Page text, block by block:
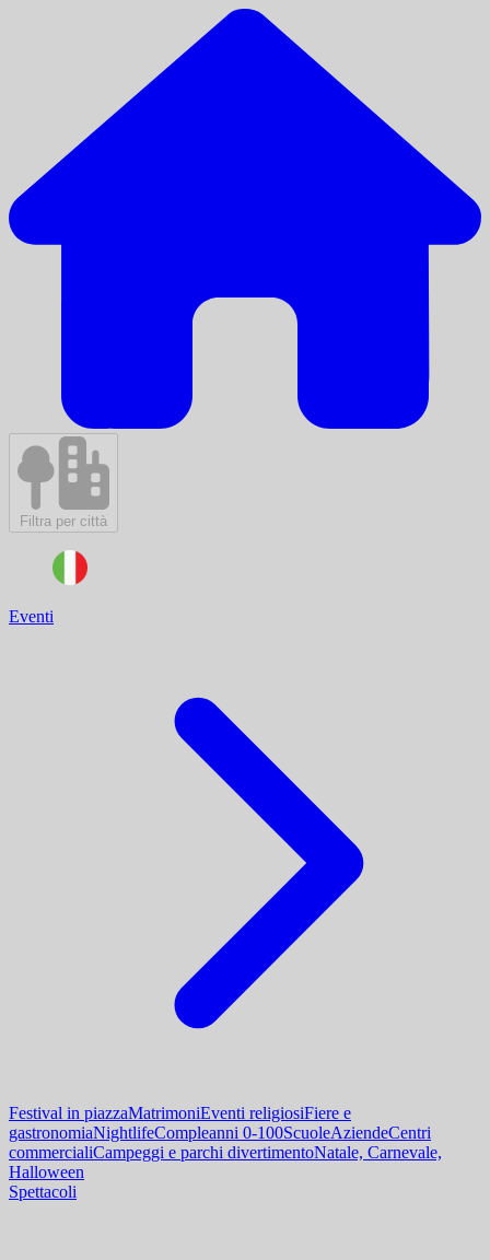
Filtra per città
Eventi
Festival in piazzaMatrimoniEventi religiosiFiere e
gastronomiaNightlifeCompleanni 0-100ScuoleAziendeCentri
commercialiCampeggi e parchi divertimentoNatale, Carnevale,
Halloween
Spettacoli